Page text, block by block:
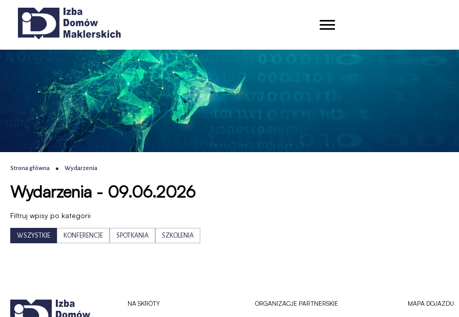
Wydarzenia
Izba
Domów
Maklerskich
Przejdź
głównego
Przejdź
Przejdź
wyszukiwania
Przejdź
nawigacja
Ścieżka
nawigacyjna
Strona główna Wydarzenia
Wydarzenia - 09.06.2026
Filtruj wpisy po kategorii
WSZYSTKIE KONFERENCJE SPOTKANIA SZKOLENIA
NA SKRÓTY ORGANIZACJE PARTNERSKIE MAPA DOJAZDU